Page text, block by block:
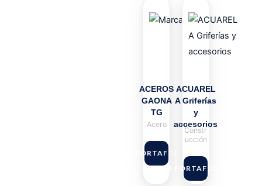
ACEROS
GAONA
TG
Acero
VER PORTAFOLIO
ACUAREL
A Griferías
y
accesorios
Constr
ucción
VER PORTAFOLIO